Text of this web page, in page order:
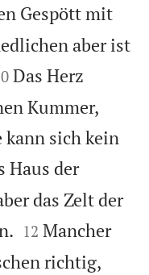
Gespött mit
aber ist
Das Herz
Kummer,
kann sich kein
Haus der
das Zelt der


12 Mancher
richtig,